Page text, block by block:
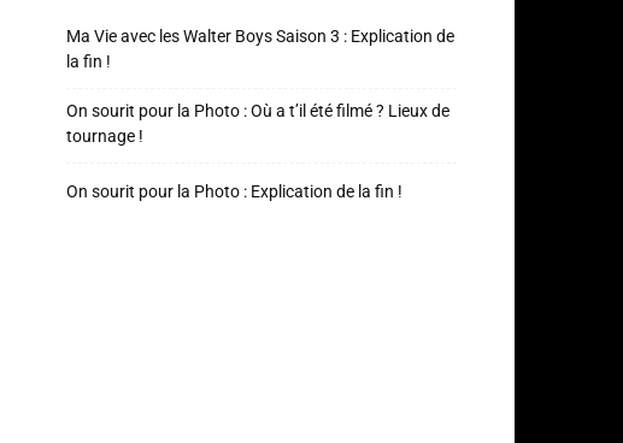
Ma Vie avec les Walter Boys Saison 3 : Explication de
la fin !
On sourit pour la Photo : Où a t’il été filmé ? Lieux de
tournage !
On sourit pour la Photo : Explication de la fin !